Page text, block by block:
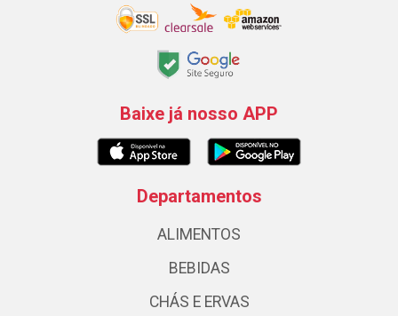
Baixe já nosso APP
Departamentos
ALIMENTOS
BEBIDAS
CHÁS E ERVAS